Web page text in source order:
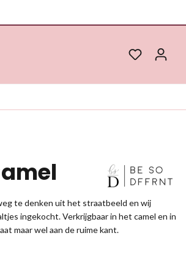
te denken uit het straatbeeld en wij
ingekocht. Verkrijgbaar in het camel en in
maar wel aan de ruime kant.